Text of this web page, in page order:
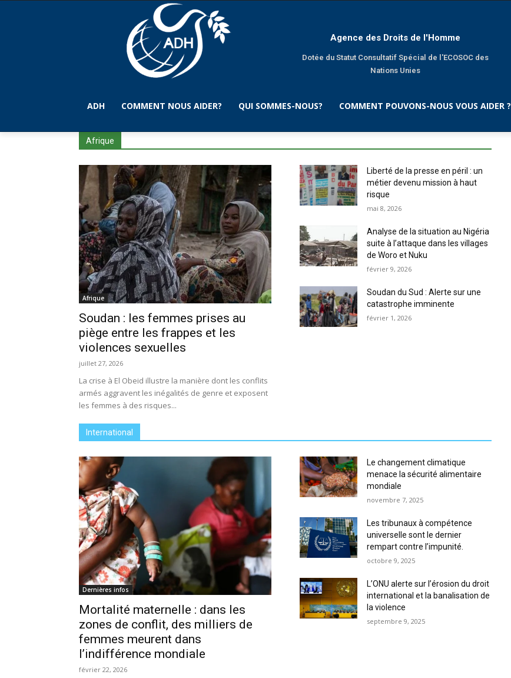
Agence des Droits de l'Homme
Dotée du Statut Consultatif Spécial de l'ECOSOC des
Nations Unies
ADH COMMENT NOUS AIDER? QUI SOMMES-NOUS? COMMENT POUVONS-NOUS VOUS AIDER ?
Afrique
Afrique
Soudan : les femmes prises au
piège entre les frappes et les
violences sexuelles
juillet 27, 2026
La crise à El Obeid illustre la manière dont les conflits
armés aggravent les inégalités de genre et exposent
les femmes à des risques...
Liberté de la presse en péril : un
métier devenu mission à haut
risque
mai 8, 2026
Analyse de la situation au Nigéria
suite à l’attaque dans les villages
de Woro et Nuku
février 9, 2026
Soudan du Sud : Alerte sur une
catastrophe imminente
février 1, 2026
International
Dernières infos
Mortalité maternelle : dans les
zones de conflit, des milliers de
femmes meurent dans
l’indifférence mondiale
février 22, 2026
Le changement climatique
menace la sécurité alimentaire
mondiale
novembre 7, 2025
Les tribunaux à compétence
universelle sont le dernier
rempart contre l’impunité.
octobre 9, 2025
L’ONU alerte sur l’érosion du droit
international et la banalisation de
la violence
septembre 9, 2025